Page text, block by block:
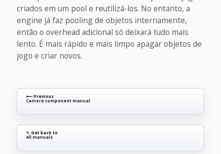
criados em um pool e reutilizá-los. No entanto, a
engine já faz pooling de objetos internamente,
então o overhead adicional só deixará tudo mais
lento. É mais rápido e mais limpo apagar objetos de
jogo e criar novos.
⟵ Previous
Camera component manual
↖ Get back to
All manuals